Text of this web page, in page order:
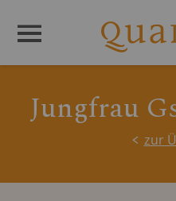
Jungfrau
zur